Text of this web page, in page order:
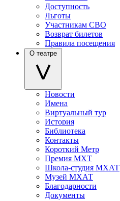
Доступность
Льготы
Участникам СВО
Возврат билетов
Правила посещения
О театре
Новости
Имена
Виртуальный тур
История
Библиотека
Контакты
Короткий Метр
Премия МХТ
Школа-студия МХАТ
Музей МХАТ
Благодарности
Документы